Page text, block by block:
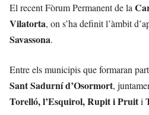
El recent Fòrum Permanent de la
Vilatorta, on s’ha definit l’àmbit
Savassona.
Entre els municipis que formaran
Sant Sadurní d’Osormort,
Torelló, l’Esquirol, Rupit i Pruiti